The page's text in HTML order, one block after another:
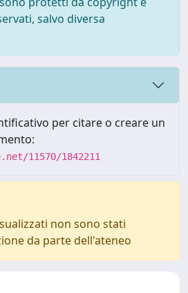
salvo diversa
per citare o creare un
11570/1842211
non sono stati
da parte dell'ateneo